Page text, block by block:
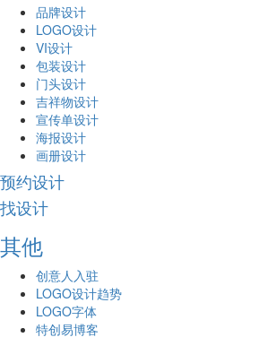
品牌设计
LOGO设计
VI设计
包装设计
门头设计
吉祥物设计
宣传单设计
海报设计
画册设计
预约设计
找设计
其他
创意人入驻
LOGO设计趋势
LOGO字体
特创易博客